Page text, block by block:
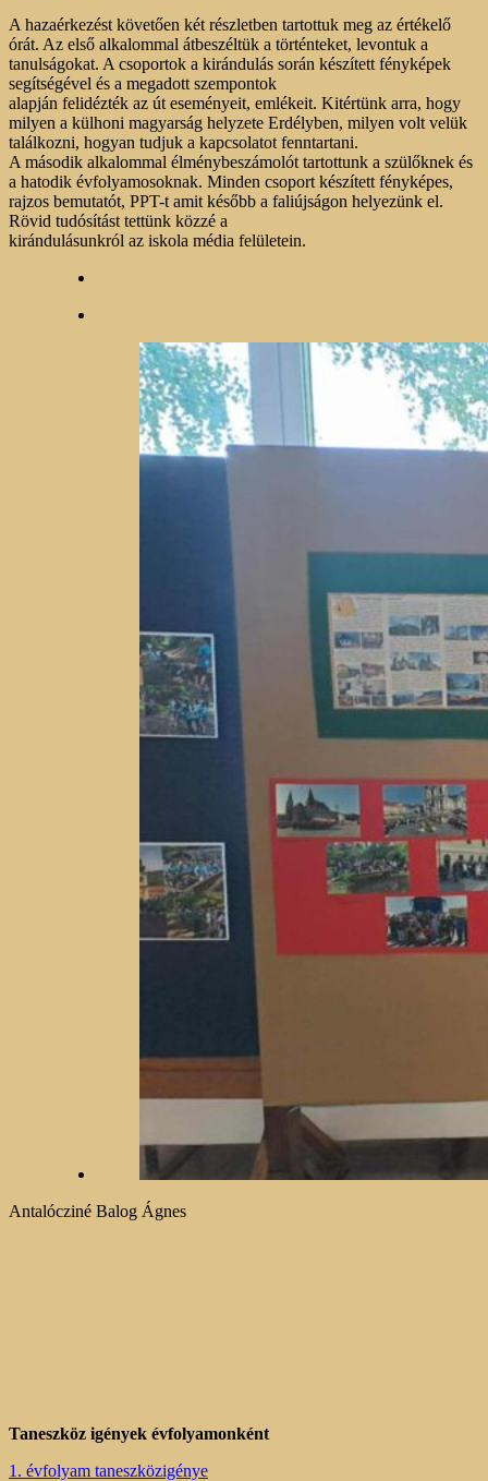
A hazaérkezést követően két részletben tartottuk meg az értékelő
órát. Az első alkalommal átbeszéltük a történteket, levontuk a
tanulságokat. A csoportok a kirándulás során készített fényképek
segítségével és a megadott szempontok
alapján felidézték az út eseményeit, emlékeit. Kitértünk arra, hogy
milyen a külhoni magyarság helyzete Erdélyben, milyen volt velük
találkozni, hogyan tudjuk a kapcsolatot fenntartani.
A második alkalommal élménybeszámolót tartottunk a szülőknek és
a hatodik évfolyamosoknak. Minden csoport készített fényképes,
rajzos bemutatót, PPT-t amit később a faliújságon helyezünk el.
Rövid tudósítást tettünk közzé a
kirándulásunkról az iskola média felületein.
Antalócziné Balog Ágnes
Taneszköz igények évfolyamonként
1. évfolyam taneszközigénye